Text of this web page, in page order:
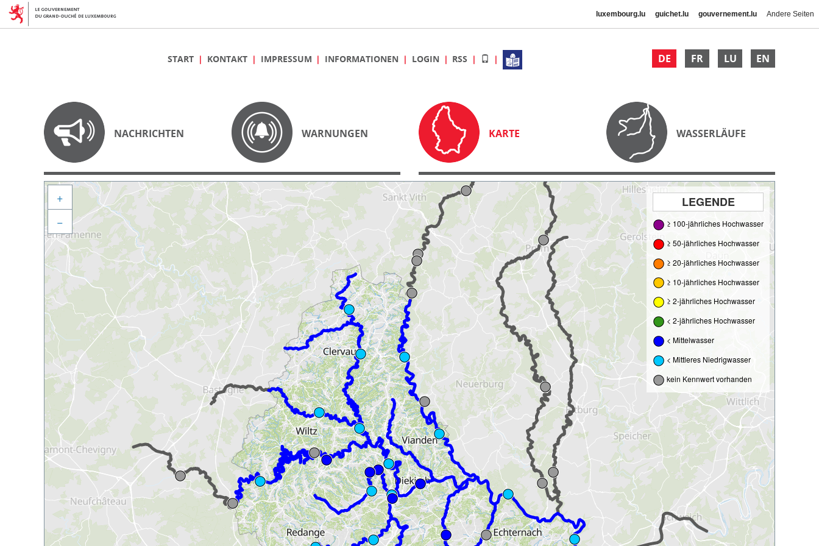
luxembourg.lu guichet.lu gouvernement.lu Andere Seiten
DE FR LU EN
START KONTAKT IMPRESSUM INFORMATIONEN LOGIN RSS
NACHRICHTEN WARNUNGEN KARTE WASSERLÄUFE
LEGENDE
≥ 100-jährliches Hochwasser
≥ 50-jährliches Hochwasser
≥ 20-jährliches Hochwasser
≥ 10-jährliches Hochwasser
≥ 2-jährliches Hochwasser
< 2-jährliches Hochwasser
< Mittelwasser
< Mittleres Niedrigwasser
kein Kennwert vorhanden
+
−